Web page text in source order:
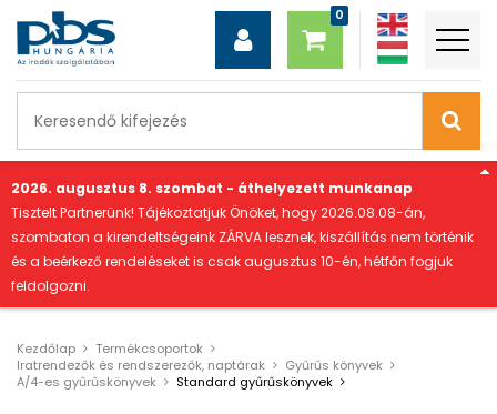
2026. augusztus 8. szombat - áthelyezett munkanap
Tisztelt Partnerünk! Tájékoztatjuk Önöket, hogy 2026.08.08-án,
szombaton a kirendeltségeink ZÁRVA lesznek, kiszállítás nem történik
és a beérkező rendeléseket is csak augusztus 10-én, hétfőn fogjuk
feldolgozni.
Kezdőlap
Termékcsoportok
Iratrendezők és rendszerezők, naptárak
Gyűrűs könyvek
A/4-es gyűrűskönyvek
Standard gyűrűskönyvek